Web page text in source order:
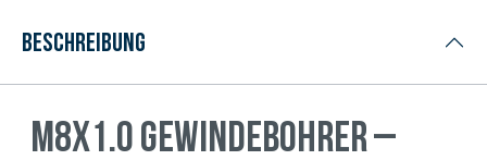
Beschreibung
M8x1.0 Gewindebohrer –